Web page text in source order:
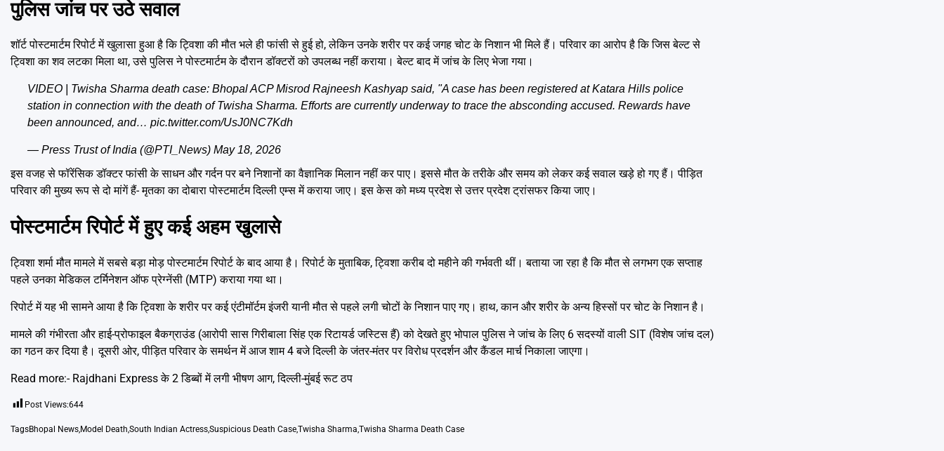
पुलिस जांच पर उठे सवाल
शॉर्ट पोस्टमार्टम रिपोर्ट में खुलासा हुआ है कि ट्विशा की मौत भले ही फांसी से हुई हो, लेकिन उनके शरीर पर कई जगह चोट के निशान भी मिले हैं। परिवार का आरोप है कि जिस बेल्ट से
ट्विशा का शव लटका मिला था, उसे पुलिस ने पोस्टमार्टम के दौरान डॉक्टरों को उपलब्ध नहीं कराया। बेल्ट बाद में जांच के लिए भेजा गया।
VIDEO | Twisha Sharma death case: Bhopal ACP Misrod Rajneesh Kashyap said, "A case has been registered at Katara Hills police
station in connection with the death of Twisha Sharma. Efforts are currently underway to trace the absconding accused. Rewards have
been announced, and… pic.twitter.com/UsJ0NC7Kdh
— Press Trust of India (@PTI_News) May 18, 2026
इस वजह से फॉरेंसिक डॉक्टर फांसी के साधन और गर्दन पर बने निशानों का वैज्ञानिक मिलान नहीं कर पाए। इससे मौत के तरीके और समय को लेकर कई सवाल खड़े हो गए हैं। पीड़ित
परिवार की मुख्य रूप से दो मांगें हैं- मृतका का दोबारा पोस्टमार्टम दिल्ली एम्स में कराया जाए। इस केस को मध्य प्रदेश से उत्तर प्रदेश ट्रांसफर किया जाए।
पोस्टमार्टम रिपोर्ट में हुए कई अहम खुलासे
ट्विशा शर्मा मौत मामले में सबसे बड़ा मोड़ पोस्टमार्टम रिपोर्ट के बाद आया है। रिपोर्ट के मुताबिक, ट्विशा करीब दो महीने की गर्भवती थीं। बताया जा रहा है कि मौत से लगभग एक सप्ताह
पहले उनका मेडिकल टर्मिनेशन ऑफ प्रेग्नेंसी (MTP) कराया गया था।
रिपोर्ट में यह भी सामने आया है कि ट्विशा के शरीर पर कई एंटीमॉर्टम इंजरी यानी मौत से पहले लगी चोटों के निशान पाए गए। हाथ, कान और शरीर के अन्य हिस्सों पर चोट के निशान है।
मामले की गंभीरता और हाई-प्रोफाइल बैकग्राउंड (आरोपी सास गिरीबाला सिंह एक रिटायर्ड जस्टिस हैं) को देखते हुए भोपाल पुलिस ने जांच के लिए 6 सदस्यों वाली SIT (विशेष जांच दल)
का गठन कर दिया है। दूसरी ओर, पीड़ित परिवार के समर्थन में आज शाम 4 बजे दिल्ली के जंतर-मंतर पर विरोध प्रदर्शन और कैंडल मार्च निकाला जाएगा।
Read more:- Rajdhani Express के 2 डिब्बों में लगी भीषण आग, दिल्ली-मुंबई रूट ठप
Post Views:644
TagsBhopal News,Model Death,South Indian Actress,Suspicious Death Case,Twisha Sharma,Twisha Sharma Death Case